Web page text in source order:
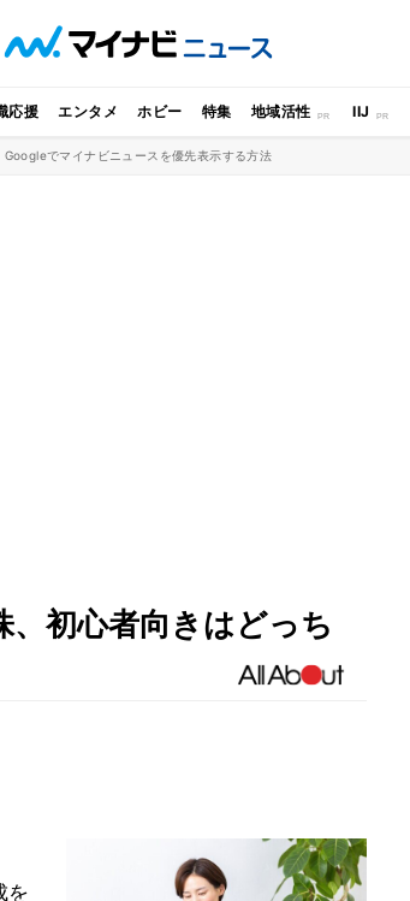
応援 エンタメ ホビー 特集 地域活性 IIJ
Googleでマイナビニュースを優先表示する方法
初心者向きはどっち
を